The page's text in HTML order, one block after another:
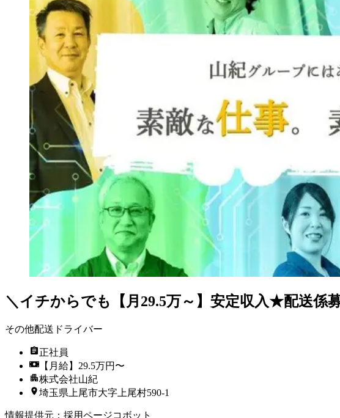
＼イチからでも【月29.5万～】安定収入★配送係
その他配送ドライバー
正社員
【月給】29.5万円〜
株式会社山紀
埼玉県上尾市大字上尾村590-1
情報提供元 ： 採用ページコボット